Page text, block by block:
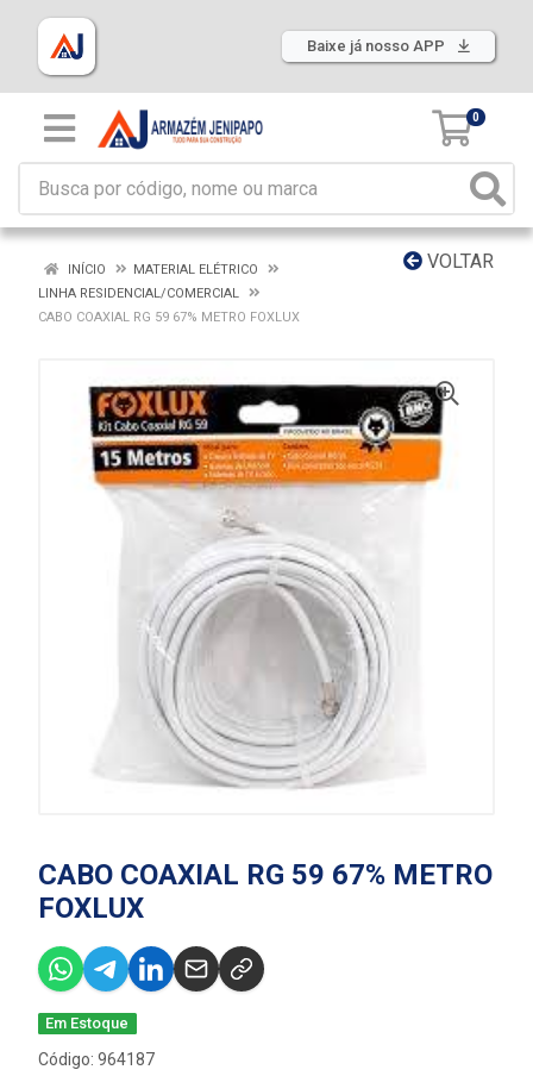
Baixe já nosso APP
0
VOLTAR
INÍCIO
MATERIAL ELÉTRICO
LINHA RESIDENCIAL/COMERCIAL
CABO COAXIAL RG 59 67% METRO FOXLUX
CABO COAXIAL RG 59 67% METRO
FOXLUX
Em Estoque
Código: 964187